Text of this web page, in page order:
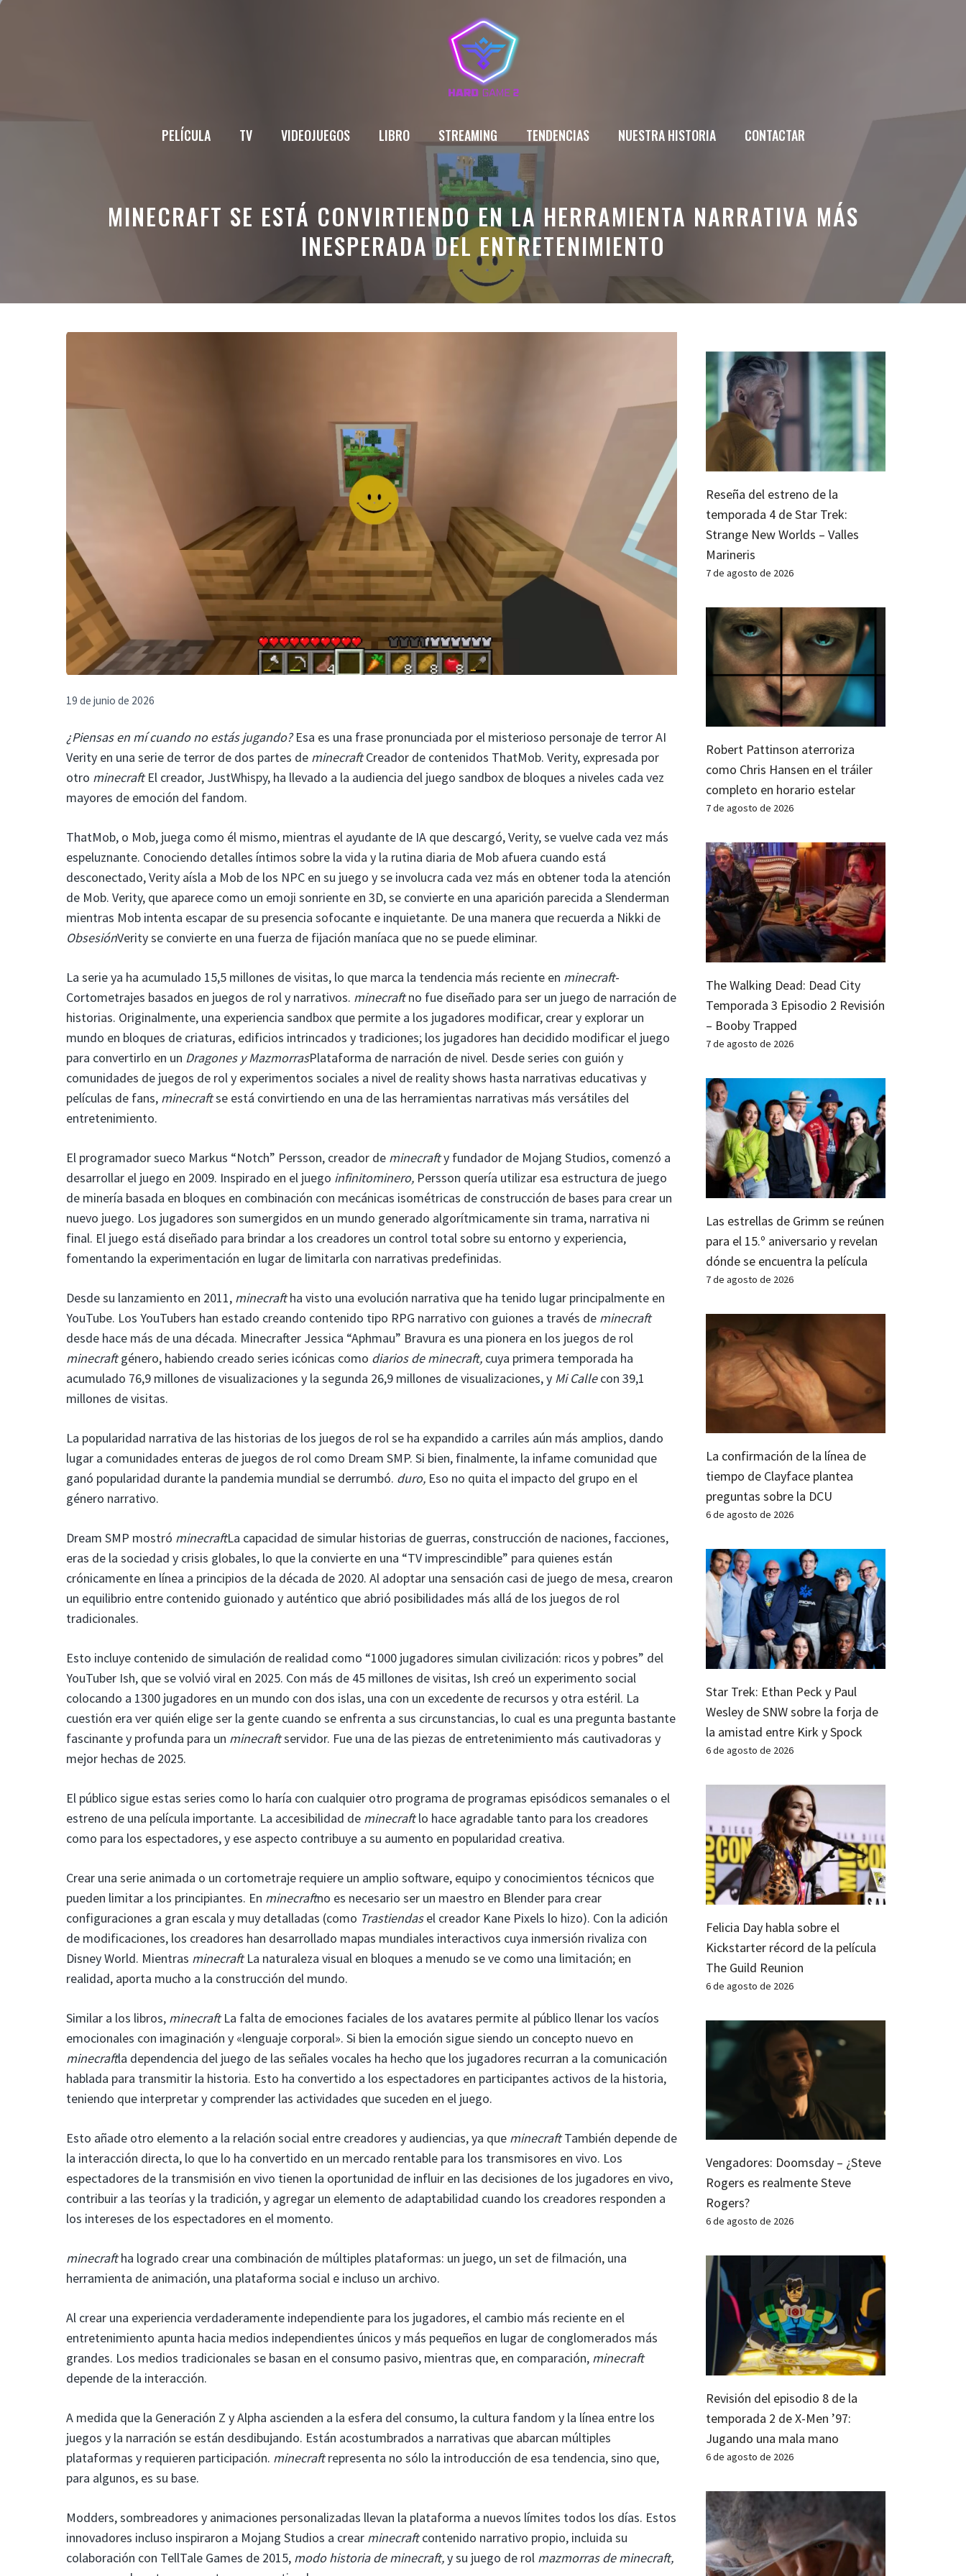
Saltar
PELÍCULA TV VIDEOJUEGOS LIBRO STREAMING TENDENCIAS NUESTRA HISTORIA CONTACTAR
MINECRAFT SE ESTÁ CONVIRTIENDO EN LA HERRAMIENTA NARRATIVA MÁS
INESPERADA DEL ENTRETENIMIENTO
19 de junio de 2026
¿Piensas en mí cuando no estás jugando?Esa es una frase pronunciada por el misterioso personaje de terror AI
Verity en una serie de terror de dos partes de minecraftCreador de contenidos ThatMob. Verity, expresada por
otro minecraftEl creador, JustWhispy, ha llevado a la audiencia del juego sandbox de bloques a niveles cada vez
mayores de emoción del fandom.
ThatMob, o Mob, juega como él mismo, mientras el ayudante de IA que descargó, Verity, se vuelve cada vez más
espeluznante. Conociendo detalles íntimos sobre la vida y la rutina diaria de Mob afuera cuando está
desconectado, Verity aísla a Mob de los NPC en su juego y se involucra cada vez más en obtener toda la atención
de Mob. Verity, que aparece como un emoji sonriente en 3D, se convierte en una aparición parecida a Slenderman
mientras Mob intenta escapar de su presencia sofocante e inquietante. De una manera que recuerda a Nikki de
ObsesiónVerity se convierte en una fuerza de fijación maníaca que no se puede eliminar.
La serie ya ha acumulado 15,5 millones de visitas, lo que marca la tendencia más reciente en minecraft-
Cortometrajes basados ​​en juegos de rol y narrativos. minecraftno fue diseñado para ser un juego de narración de
historias. Originalmente, una experiencia sandbox que permite a los jugadores modificar, crear y explorar un
mundo en bloques de criaturas, edificios intrincados y tradiciones; los jugadores han decidido modificar el juego
para convertirlo en un Dragones y MazmorrasPlataforma de narración de nivel. Desde series con guión y
comunidades de juegos de rol y experimentos sociales a nivel de reality shows hasta narrativas educativas y
películas de fans, minecraftse está convirtiendo en una de las herramientas narrativas más versátiles del
entretenimiento.
El programador sueco Markus “Notch” Persson, creador de minecrafty fundador de Mojang Studios, comenzó a
desarrollar el juego en 2009. Inspirado en el juego infinitominero, Persson quería utilizar esa estructura de juego
de minería basada en bloques en combinación con mecánicas isométricas de construcción de bases para crear un
nuevo juego. Los jugadores son sumergidos en un mundo generado algorítmicamente sin trama, narrativa ni
final. El juego está diseñado para brindar a los creadores un control total sobre su entorno y experiencia,
fomentando la experimentación en lugar de limitarla con narrativas predefinidas.
Desde su lanzamiento en 2011, minecraftha visto una evolución narrativa que ha tenido lugar principalmente en
YouTube. Los YouTubers han estado creando contenido tipo RPG narrativo con guiones a través de minecraft
desde hace más de una década. Minecrafter Jessica “Aphmau” Bravura es una pionera en los juegos de rol
minecraftgénero, habiendo creado series icónicas como diarios de minecraft, cuya primera temporada ha
acumulado 76,9 millones de visualizaciones y la segunda 26,9 millones de visualizaciones, y Mi Callecon 39,1
millones de visitas.
La popularidad narrativa de las historias de los juegos de rol se ha expandido a carriles aún más amplios, dando
lugar a comunidades enteras de juegos de rol como Dream SMP. Si bien, finalmente, la infame comunidad que
ganó popularidad durante la pandemia mundial se derrumbó. duro, Eso no quita el impacto del grupo en el
género narrativo.
Dream SMP mostró minecraftLa capacidad de simular historias de guerras, construcción de naciones, facciones,
eras de la sociedad y crisis globales, lo que la convierte en una “TV imprescindible” para quienes están
crónicamente en línea a principios de la década de 2020. Al adoptar una sensación casi de juego de mesa, crearon
un equilibrio entre contenido guionado y auténtico que abrió posibilidades más allá de los juegos de rol
tradicionales.
Esto incluye contenido de simulación de realidad como “1000 jugadores simulan civilización: ricos y pobres” del
YouTuber Ish, que se volvió viral en 2025. Con más de 45 millones de visitas, Ish creó un experimento social
colocando a 1300 jugadores en un mundo con dos islas, una con un excedente de recursos y otra estéril. La
cuestión era ver quién elige ser la gente cuando se enfrenta a sus circunstancias, lo cual es una pregunta bastante
fascinante y profunda para un minecraftservidor. Fue una de las piezas de entretenimiento más cautivadoras y
mejor hechas de 2025.
El público sigue estas series como lo haría con cualquier otro programa de programas episódicos semanales o el
estreno de una película importante. La accesibilidad de minecraftlo hace agradable tanto para los creadores
como para los espectadores, y ese aspecto contribuye a su aumento en popularidad creativa.
Crear una serie animada o un cortometraje requiere un amplio software, equipo y conocimientos técnicos que
pueden limitar a los principiantes. En minecraftno es necesario ser un maestro en Blender para crear
configuraciones a gran escala y muy detalladas (como Trastiendasel creador Kane Pixels lo hizo). Con la adición
de modificaciones, los creadores han desarrollado mapas mundiales interactivos cuya inmersión rivaliza con
Disney World. Mientras minecraftLa naturaleza visual en bloques a menudo se ve como una limitación; en
realidad, aporta mucho a la construcción del mundo.
Similar a los libros, minecraftLa falta de emociones faciales de los avatares permite al público llenar los vacíos
emocionales con imaginación y «lenguaje corporal». Si bien la emoción sigue siendo un concepto nuevo en
minecraftla dependencia del juego de las señales vocales ha hecho que los jugadores recurran a la comunicación
hablada para transmitir la historia. Esto ha convertido a los espectadores en participantes activos de la historia,
teniendo que interpretar y comprender las actividades que suceden en el juego.
Esto añade otro elemento a la relación social entre creadores y audiencias, ya que minecraftTambién depende de
la interacción directa, lo que lo ha convertido en un mercado rentable para los transmisores en vivo. Los
espectadores de la transmisión en vivo tienen la oportunidad de influir en las decisiones de los jugadores en vivo,
contribuir a las teorías y la tradición, y agregar un elemento de adaptabilidad cuando los creadores responden a
los intereses de los espectadores en el momento.
minecraftha logrado crear una combinación de múltiples plataformas: un juego, un set de filmación, una
herramienta de animación, una plataforma social e incluso un archivo.
Al crear una experiencia verdaderamente independiente para los jugadores, el cambio más reciente en el
entretenimiento apunta hacia medios independientes únicos y más pequeños en lugar de conglomerados más
grandes. Los medios tradicionales se basan en el consumo pasivo, mientras que, en comparación, minecraft
depende de la interacción.
A medida que la Generación Z y Alpha ascienden a la esfera del consumo, la cultura fandom y la línea entre los
juegos y la narración se están desdibujando. Están acostumbrados a narrativas que abarcan múltiples
plataformas y requieren participación. minecraftrepresenta no sólo la introducción de esa tendencia, sino que,
para algunos, es su base.
Modders, sombreadores y animaciones personalizadas llevan la plataforma a nuevos límites todos los días. Estos
innovadores incluso inspiraron a Mojang Studios a crear minecraftcontenido narrativo propio, incluida su
colaboración con TellTale Games de 2015, modo historia de minecraft,y su juego de rol mazmorras de minecraft,
Reseña del estreno de la
temporada 4 de Star Trek:
Strange New Worlds – Valles
Marineris
7 de agosto de 2026
Robert Pattinson aterroriza
como Chris Hansen en el tráiler
completo en horario estelar
7 de agosto de 2026
The Walking Dead: Dead City
Temporada 3 Episodio 2 Revisión
– Booby Trapped
7 de agosto de 2026
Las estrellas de Grimm se reúnen
para el 15.º aniversario y revelan
dónde se encuentra la película
7 de agosto de 2026
La confirmación de la línea de
tiempo de Clayface plantea
preguntas sobre la DCU
6 de agosto de 2026
Star Trek: Ethan Peck y Paul
Wesley de SNW sobre la forja de
la amistad entre Kirk y Spock
6 de agosto de 2026
Felicia Day habla sobre el
Kickstarter récord de la película
The Guild Reunion
6 de agosto de 2026
Vengadores: Doomsday – ¿Steve
Rogers es realmente Steve
Rogers?
6 de agosto de 2026
Revisión del episodio 8 de la
temporada 2 de X-Men ’97:
Jugando una mala mano
6 de agosto de 2026